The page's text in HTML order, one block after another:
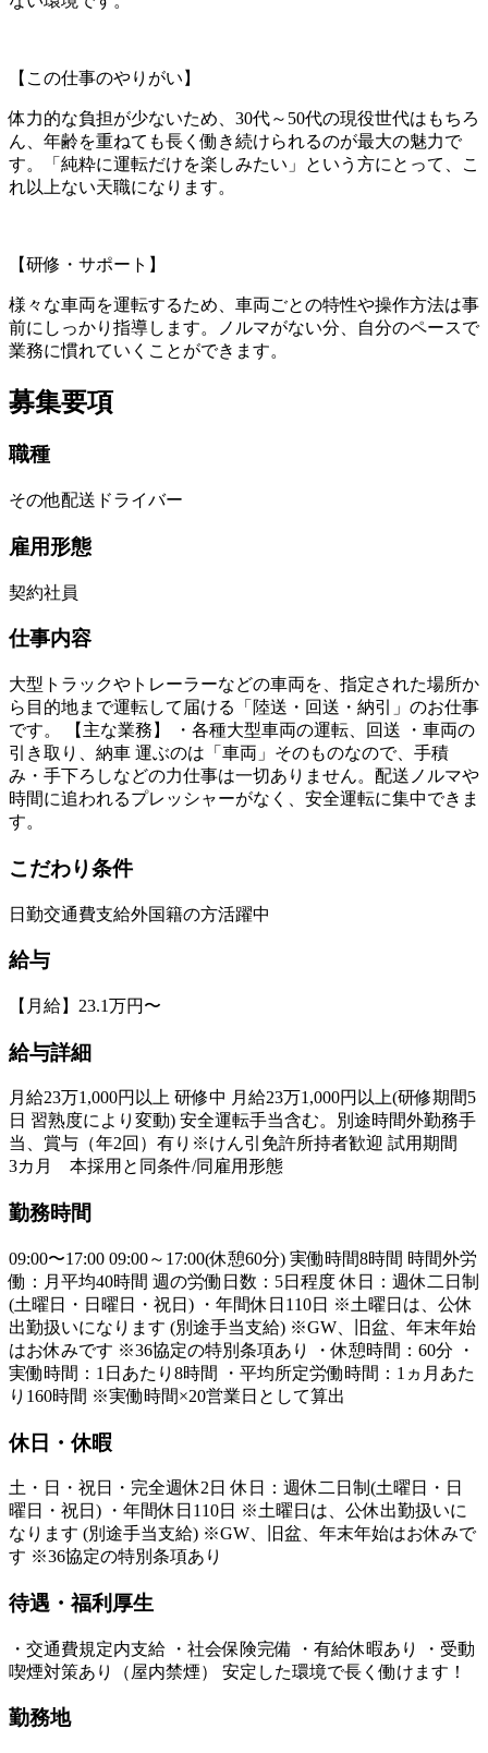
【この仕事のやりがい】
体力的な負担が少ないため、30代～50代の現役世代はもちろ
ん、年齢を重ねても長く働き続けられるのが最大の魅力で
す。「純粋に運転だけを楽しみたい」という方にとって、こ
れ以上ない天職になります。
【研修・サポート】
様々な車両を運転するため、車両ごとの特性や操作方法は事
前にしっかり指導します。ノルマがない分、自分のペースで
業務に慣れていくことができます。
募集要項
職種
その他配送ドライバー
雇用形態
契約社員
仕事内容
大型トラックやトレーラーなどの車両を、指定された場所か
ら目的地まで運転して届ける「陸送・回送・納引」のお仕事
です。 【主な業務】 ・各種大型車両の運転、回送 ・車両の
引き取り、納車 運ぶのは「車両」そのものなので、手積
み・手下ろしなどの力仕事は一切ありません。配送ノルマや
時間に追われるプレッシャーがなく、安全運転に集中できま
す。
こだわり条件
日勤交通費支給外国籍の方活躍中
給与
【月給】23.1万円〜
給与詳細
月給23万1,000円以上 研修中 月給23万1,000円以上(研修期間5
日 習熟度により変動) 安全運転手当含む。別途時間外勤務手
当、賞与（年2回）有り※けん引免許所持者歓迎 試用期間
3カ月 本採用と同条件/同雇用形態
勤務時間
09:00〜17:00 09:00～17:00(休憩60分) 実働時間8時間 時間外労
働：月平均40時間 週の労働日数：5日程度 休日：週休二日制
(土曜日・日曜日・祝日) ・年間休日110日 ※土曜日は、公休
出勤扱いになります (別途手当支給) ※GW、旧盆、年末年始
はお休みです ※36協定の特別条項あり ・休憩時間：60分 ・
実働時間：1日あたり8時間 ・平均所定労働時間：1ヵ月あた
り160時間 ※実働時間×20営業日として算出
休日・休暇
土・日・祝日・完全週休2日 休日：週休二日制(土曜日・日
曜日・祝日) ・年間休日110日 ※土曜日は、公休出勤扱いに
なります (別途手当支給) ※GW、旧盆、年末年始はお休みで
す ※36協定の特別条項あり
待遇・福利厚生
・交通費規定内支給 ・社会保険完備 ・有給休暇あり ・受動
喫煙対策あり（屋内禁煙） 安定した環境で長く働けます！
勤務地